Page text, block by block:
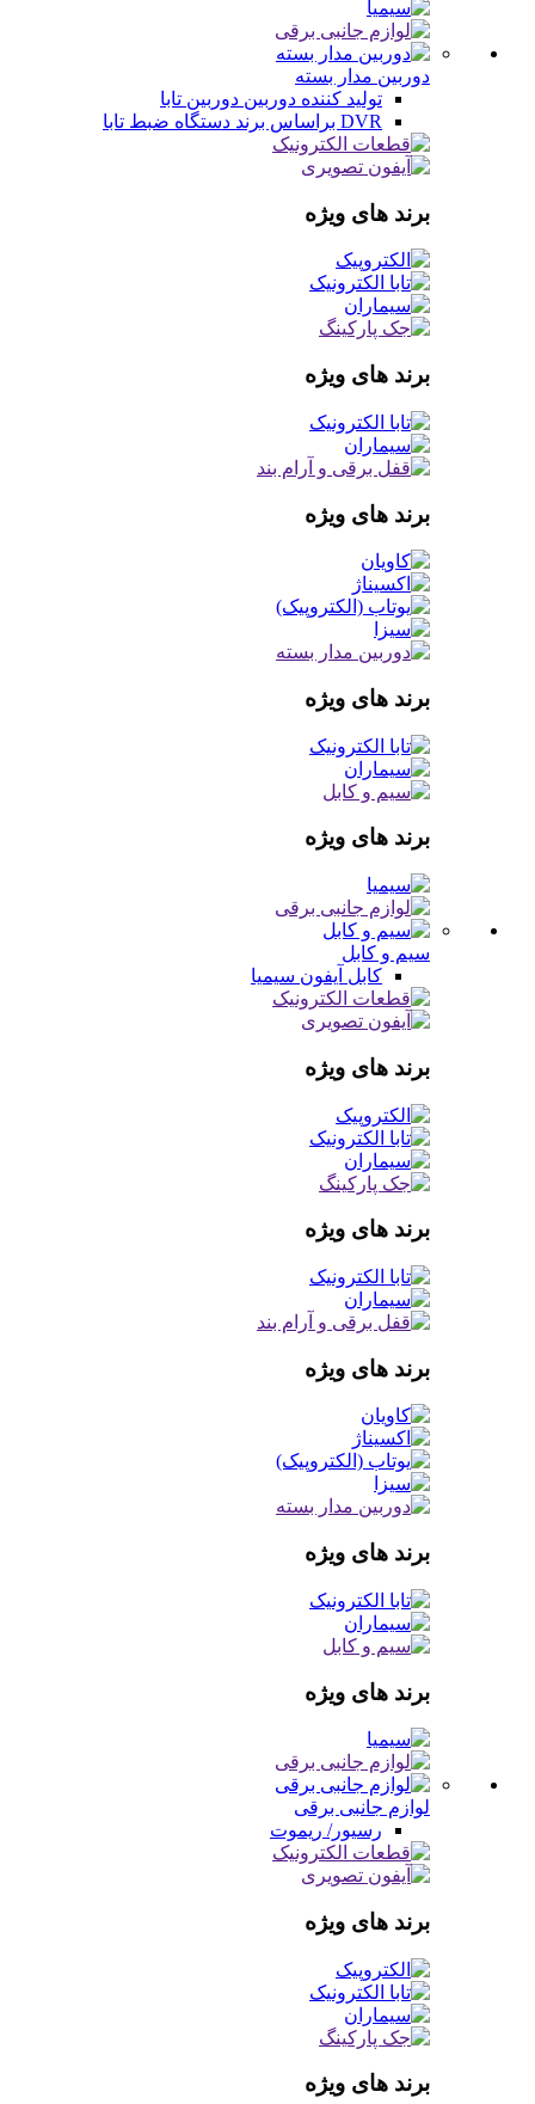
دوربین مدار بسته
تولید کننده دوربین دوربین تابا
DVR براساس برند
دستگاه ضبط تابا
برند های ویژه
برند های ویژه
برند های ویژه
برند های ویژه
برند های ویژه
سیم و کابل
کابل آیفون سیمیا
برند های ویژه
برند های ویژه
برند های ویژه
برند های ویژه
برند های ویژه
لوازم جانبی برقی
رسیور/ ریموت
برند های ویژه
برند های ویژه